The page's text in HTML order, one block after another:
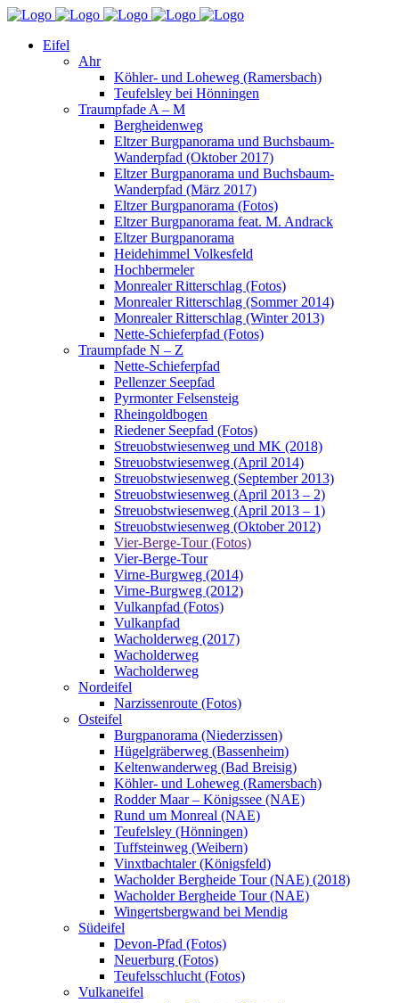
Eifel
Ahr
Köhler- und Loheweg (Ramersbach)
Teufelsley bei Hönningen
Traumpfade A – M
Bergheidenweg
Eltzer Burgpanorama und Buchsbaum-
Wanderpfad (Oktober 2017)
Eltzer Burgpanorama und Buchsbaum-
Wanderpfad (März 2017)
Eltzer Burgpanorama (Fotos)
Eltzer Burgpanorama feat. M. Andrack
Eltzer Burgpanorama
Heidehimmel Volkesfeld
Hochbermeler
Monrealer Ritterschlag (Fotos)
Monrealer Ritterschlag (Sommer 2014)
Monrealer Ritterschlag (Winter 2013)
Nette-Schieferpfad (Fotos)
Traumpfade N – Z
Nette-Schieferpfad
Pellenzer Seepfad
Pyrmonter Felsensteig
Rheingoldbogen
Riedener Seepfad (Fotos)
Streuobstwiesenweg und MK (2018)
Streuobstwiesenweg (April 2014)
Streuobstwiesenweg (September 2013)
Streuobstwiesenweg (April 2013 – 2)
Streuobstwiesenweg (April 2013 – 1)
Streuobstwiesenweg (Oktober 2012)
Vier-Berge-Tour (Fotos)
Vier-Berge-Tour
Virne-Burgweg (2014)
Virne-Burgweg (2012)
Vulkanpfad (Fotos)
Vulkanpfad
Wacholderweg (2017)
Wacholderweg
Wacholderweg
Nordeifel
Narzissenroute (Fotos)
Osteifel
Burgpanorama (Niederzissen)
Hügelgräberweg (Bassenheim)
Keltenwanderweg (Bad Breisig)
Köhler- und Loheweg (Ramersbach)
Rodder Maar – Königssee (NAE)
Rund um Monreal (NAE)
Teufelsley (Hönningen)
Tuffsteinweg (Weibern)
Vinxtbachtaler (Königsfeld)
Wacholder Bergheide Tour (NAE) (2018)
Wacholder Bergheide Tour (NAE)
Wingertsbergwand bei Mendig
Südeifel
Devon-Pfad (Fotos)
Neuerburg (Fotos)
Teufelsschlucht (Fotos)
Vulkaneifel